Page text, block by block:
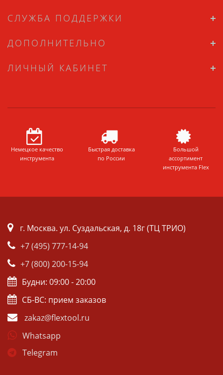
СЛУЖБА ПОДДЕРЖКИ
ДОПОЛНИТЕЛЬНО
ЛИЧНЫЙ КАБИНЕТ
Немецкое качество
инструмента
Быстрая доставка
по России
Большой
ассортимент
инструмента Flex
г. Москва. ул. Суздальская, д. 18г (ТЦ ТРИО)
+7 (495) 777-14-94
+7 (800) 200-15-94
Будни: 09:00 - 20:00
СБ-ВС: прием заказов
zakaz@flextool.ru
Whatsapp
Telegram